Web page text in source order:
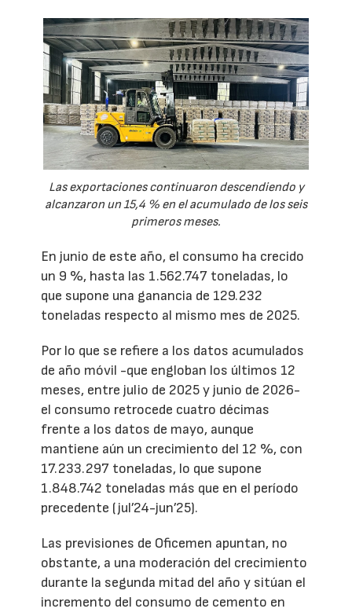
Las exportaciones continuaron descendiendo y
alcanzaron un 15,4 % en el acumulado de los seis
primeros meses.
En junio de este año, el consumo ha crecido
un 9 %, hasta las 1.562.747 toneladas, lo
que supone una ganancia de 129.232
toneladas respecto al mismo mes de 2025.
Por lo que se refiere a los datos acumulados
de año móvil -que engloban los últimos 12
meses, entre julio de 2025 y junio de 2026-
el consumo retrocede cuatro décimas
frente a los datos de mayo, aunque
mantiene aún un crecimiento del 12 %, con
17.233.297 toneladas, lo que supone
1.848.742 toneladas más que en el período
precedente (jul’24-jun’25).
Las previsiones de Oficemen apuntan, no
obstante, a una moderación del crecimiento
durante la segunda mitad del año y sitúan el
incremento del consumo de cemento en